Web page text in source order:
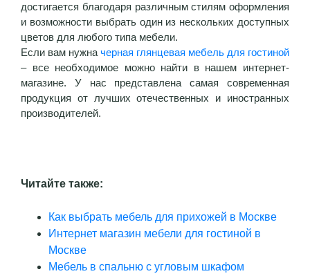
достигается благодаря различным стилям оформления
и возможности выбрать один из нескольких доступных
цветов для любого типа мебели.
Если вам нужна черная глянцевая мебель для гостиной
– все необходимое можно найти в нашем интернет-
магазине. У нас представлена самая современная
продукция от лучших отечественных и иностранных
производителей.
Читайте также:
Как выбрать мебель для прихожей в Москве
Интернет магазин мебели для гостиной в
Москве
Мебель в спальню с угловым шкафом